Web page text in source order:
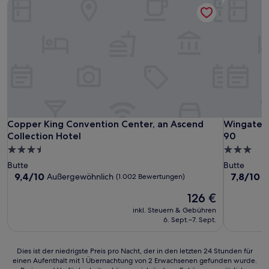
Copper King Convention Center, an Ascend
Collection Hotel
Copper King Convention Center, an Ascend Collection
3.5-
Sterne-
Unterkunft
Butte
9.4
9,4/10 Außergewöhnlich (1.002 Bewertungen)
Der
Preis
beträgt
126 €
inkl. Steuern & Gebühren
6. Sept.–7. Sept.
Wingate
90
Wingate
3.0-
Sterne-
Butte
7.8
7,8/10
Dies
ist
Dies ist der niedrigste Preis pro Nacht, der in den letzten 24 Stunden für
einen Aufenthalt mit 1 Übernachtung von 2 Erwachsenen gefunden wurde.